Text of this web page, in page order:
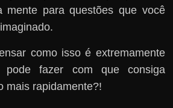
mente para questões que você
como isso é extremamente
pode fazer com que consiga
mais rapidamente?!